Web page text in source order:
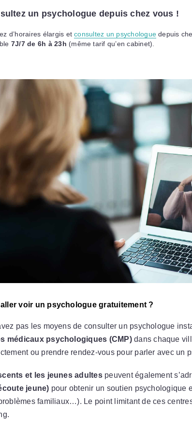
un psychologue depuis chez vous !
d’horaires élargis etconsultez un psychologue depuis
7J/7 de 6h à 23h (même tarif qu’en cabinet).
voir un psychologue gratuitement ?
pas les moyens de consulter un psychologue
médicaux psychologiques (CMP)dans chaque
ou prendre rendez-vous pour parler avec un
et les jeunes adultespeuvent également
jeune) pour obtenir un soutien psychologique
familiaux…). Le point limitant de ces